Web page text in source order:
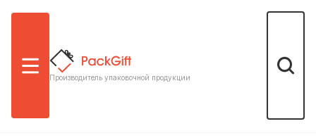
Меню
Производитель упаковочной продукции
Поиск